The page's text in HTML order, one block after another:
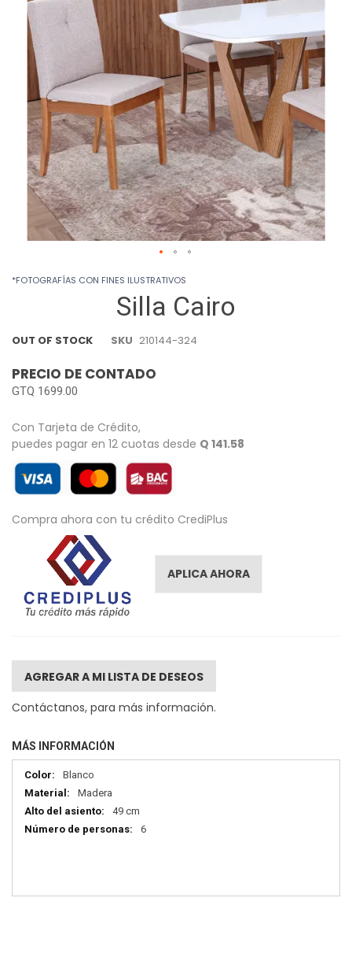
Silla Cairo
OUT OF STOCK SKU 210144-324
PRECIO DE CONTADO
GTQ 1699.00
Con Tarjeta de Crédito,
puedes pagar en 12 cuotas desde Q 141.58
Compra ahora con tu crédito CrediPlus
APLICA AHORA
AGREGAR A MI LISTA DE DESEOS
Contáctanos, para más información.
images
gallery
to
the
gallery
*FOTOGRAFÍAS CON FINES ILUSTRATIVOS
MÁS INFORMACIÓN
Más
información
Blanco
Madera
49 cm
6